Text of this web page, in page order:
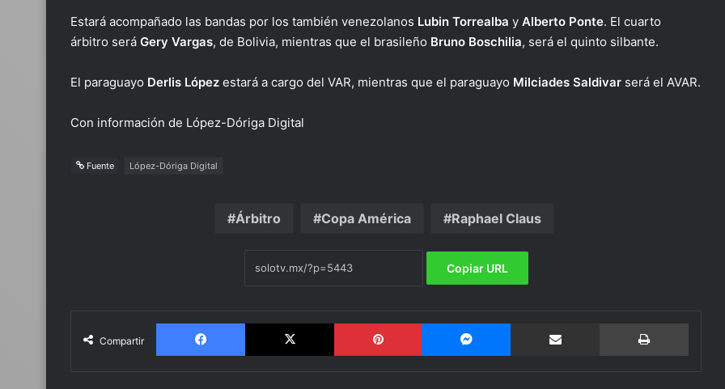
Estará acompañado las bandas por los también venezolanos Lubin Torrealba y Alberto Ponte. El cuarto
árbitro será Gery Vargas, de Bolivia, mientras que el brasileño Bruno Boschilia, será el quinto silbante.
El paraguayo Derlis López estará a cargo del VAR, mientras que el paraguayo Milciades Saldivar será el AVAR.
Con información de López-Dóriga Digital
Fuente López-Dóriga Digital
Árbitro Copa América Raphael Claus
Copiar URL
Compartir
Facebook X Pinterest Messenger Compartir por email